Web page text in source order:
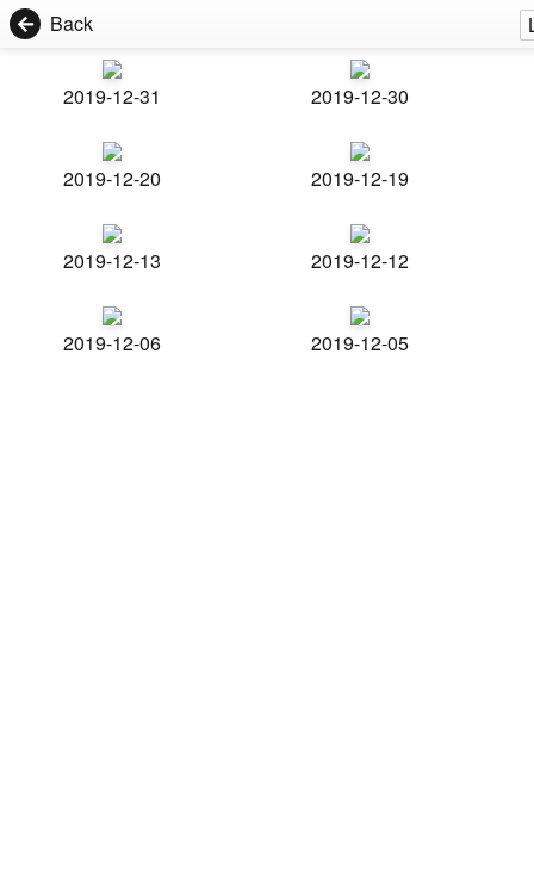
Back
2019-12-31 2019-12-30
2019-12-20 2019-12-19
2019-12-13 2019-12-12
2019-12-06 2019-12-05